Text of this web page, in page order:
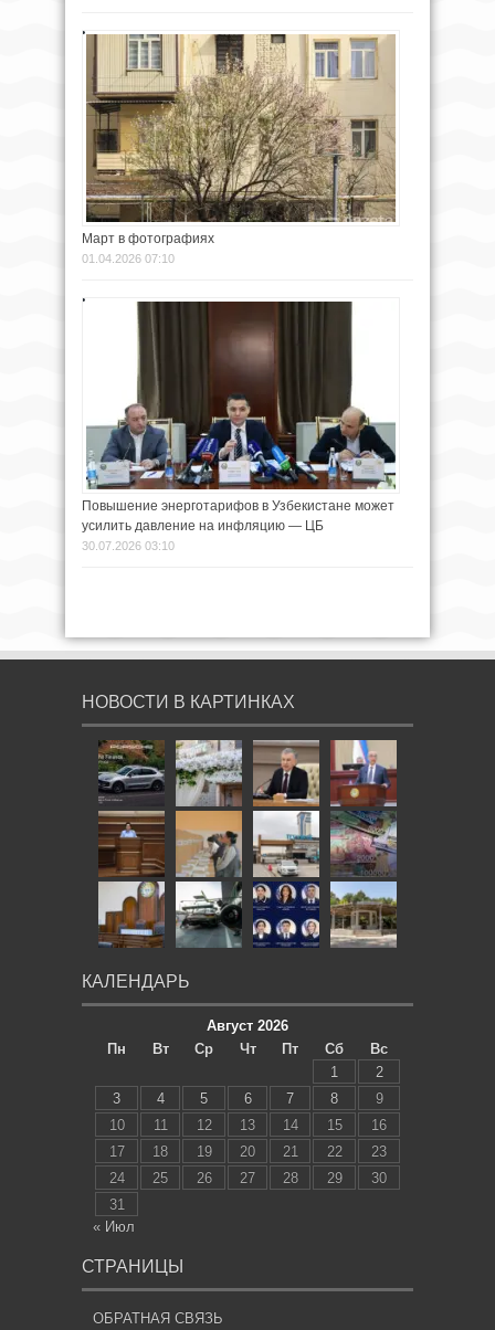
Март в фотографиях
01.04.2026 07:10
Повышение энерготарифов в Узбекистане может
усилить давление на инфляцию — ЦБ
30.07.2026 03:10
НОВОСТИ В КАРТИНКАХ
КАЛЕНДАРЬ
Август 2026
Пн
Вт Ср Чт Пт Сб
Вс
1
2
3
4 5 6 7 8
9
10
11 12 13 14 15
16
17
18 19 20 21 22
23
24
25 26 27 28 29
30
31
« Июл
СТРАНИЦЫ
ОБРАТНАЯ СВЯЗЬ